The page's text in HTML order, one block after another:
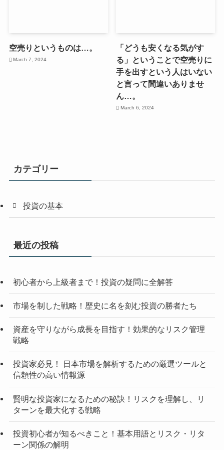
空売りというものは…。
March 7, 2024
「どうも安くなる気がす
る」ということで空売りに
手を出すという人はいない
と言って間違いありませ
ん…。
March 6, 2024
カテゴリー
投資の基本
最近の投稿
初心者から上級者まで！投資の疑問に全解答
市場を制した戦略！歴史に名を刻む投資の勝者たち
資産を守りながら成長を目指す！効果的なリスク管理
戦略
投資家必見！ 日本市場を解析するための厳選ツールと
信頼性の高い情報源
賢明な投資家になるための秘訣！リスクを理解し、リ
ターンを最大化する戦略
投資初心者が知るべきこと！基本用語とリスク・リタ
ーン関係の解明